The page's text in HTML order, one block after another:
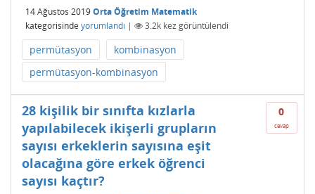
14 Ağustos 2019Orta Öğretim Matematik
kategorisinde yorumlandı | 3.2k kez görüntülendi
permütasyon
kombinasyon
permütasyon-kombinasyon
0
cevap
28 kişilik bir sınıfta kızlarla
yapılabilecek ikişerli grupların
sayısı erkeklerin sayısına eşit
olacağına göre erkek öğrenci
sayısı kaçtır?